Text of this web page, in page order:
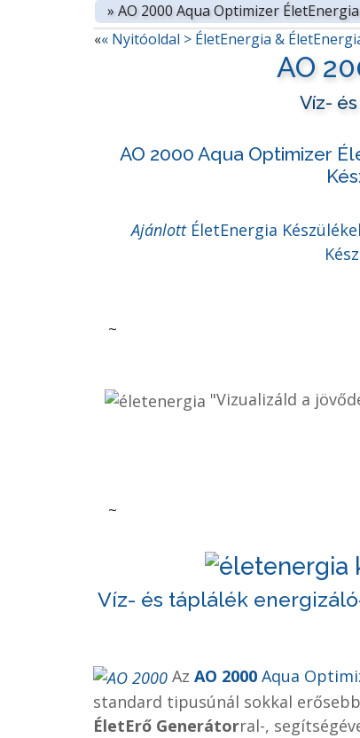
» AO 2000 Aqua Optimizer
«« Nyitóoldal > ÉletEnergia &
AO
Víz-
AO 2000 Aqua Optimizer
Ajánlott ÉletEnergia
~
"Vizualizáld a
~
Víz- és táplálék
Az AO 2000 Aqua
standard tipusúnál sokkal
ÉletErő Generátorral-,